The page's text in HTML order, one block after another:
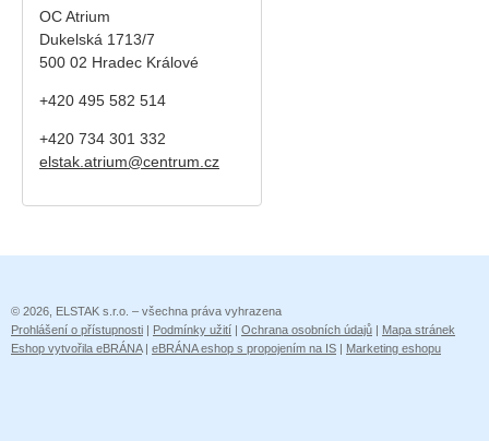
OC Atrium
Dukelská 1713/7
500 02 Hradec Králové
+420 495 582 514
+420 734 301 332
elstak.atrium@centrum.cz
© 2026, ELSTAK s.r.o. – všechna práva vyhrazena
Prohlášení o přístupnosti | Podmínky užití | Ochrana osobních údajů | Mapa stránek
Eshop vytvořila eBRÁNA| eBRÁNA eshop s propojením na IS | Marketing eshopu